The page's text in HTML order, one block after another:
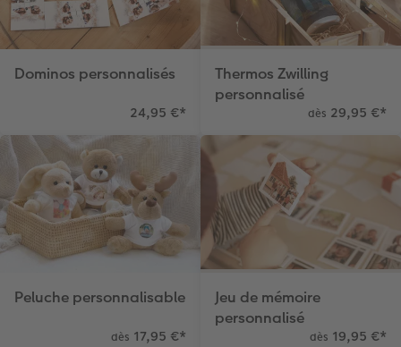
Dominos personnalisés
24,95 €*
Thermos Zwilling
personnalisé
dès 29,95 €*
Peluche personnalisable
dès 17,95 €*
Jeu de mémoire
personnalisé
dès 19,95 €*